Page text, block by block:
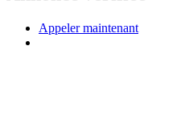
Appeler maintenant